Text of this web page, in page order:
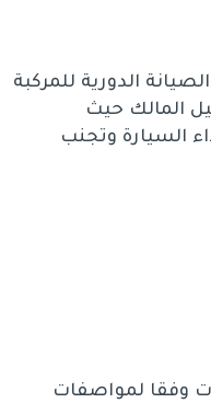
الدورية للمركبة
المالك حيث
السيارة وتجنب
وفقا لمواصفات